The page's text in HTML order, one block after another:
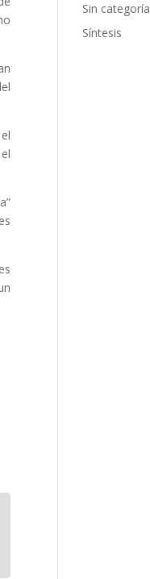
Sin categoría
Síntesis